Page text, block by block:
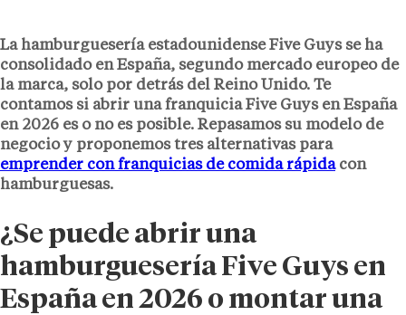
La hamburguesería estadounidenseFive Guysse ha
consolidado en España, segundo mercado europeo de
la marca, solo por detrás del Reino Unido. Te
contamos si abrir una franquicia Five Guys en España
en 2026 es o no es posible. Repasamos su modelo de
negocio y proponemos tres alternativas para
emprender con franquicias de comida rápidacon
hamburguesas.
¿Se puede abrir una
hamburguesería Five Guys en
España en 2026 o montar una